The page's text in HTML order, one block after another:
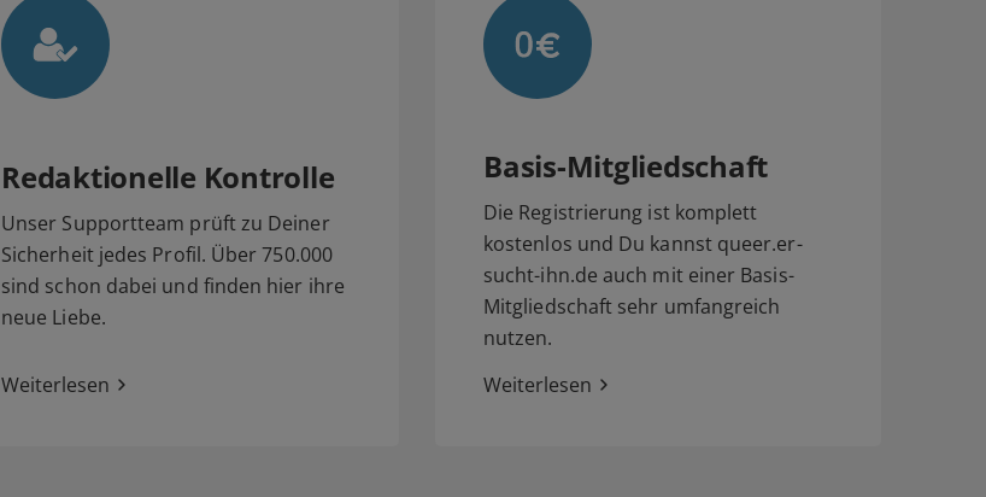
Redaktionelle Kontrolle
Unser Supportteam prüft zu Deiner
Sicherheit jedes Profil. Über 750.000
sind schon dabei und finden hier ihre
neue Liebe.
Weiterlesen
Basis-Mitgliedschaft
Die Registrierung ist komplett
kostenlos und Du kannst queer.er-
sucht-ihn.de auch mit einer Basis-
Mitgliedschaft sehr umfangreich
nutzen.
Weiterlesen